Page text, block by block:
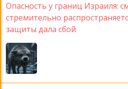
Опасность у границ Израиля:
стремительно
защиты дала сбой